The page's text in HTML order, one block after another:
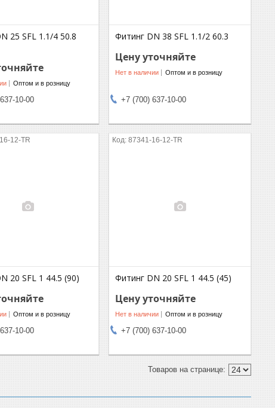
25 SFL 1.1/4 50.8
Оптом и в розницу
10-00
Фитинг DN 38 SFL 1.1/2 60.3
Цену уточняйте
Нет в наличии Оптом и в розницу
+7 (700) 637-10-00
12-TR
20 SFL 1 44.5 (90)
Оптом и в розницу
10-00
87341-16-12-TR
Фитинг DN 20 SFL 1 44.5 (45)
Цену уточняйте
Нет в наличии Оптом и в розницу
+7 (700) 637-10-00